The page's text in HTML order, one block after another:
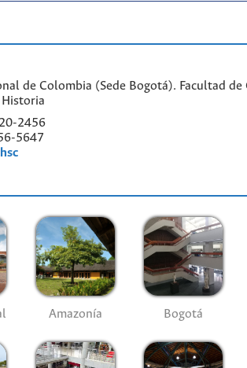
de Colombia (Sede Bogotá). Facultad de
2456
5647
Amazonía Bogotá